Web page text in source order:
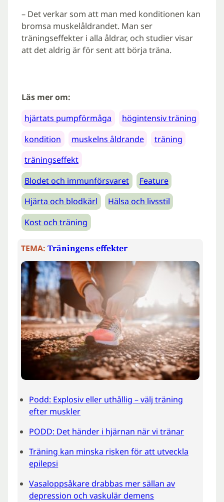
– Det verkar som att man med konditionen kan
bromsa muskelåldrandet. Man ser
träningseffekter i alla åldrar, och studier visar
att det aldrig är för sent att börja träna.
Läs mer om:
hjärtats pumpförmåga
högintensiv träning
kondition
muskelns åldrande
träning
träningseffekt
Blodet och immunförsvaret
Feature
Hjärta och blodkärl
Hälsa och livsstil
Kost och träning
TEMA: Träningens effekter
Podd: Explosiv eller uthållig – välj träning
efter muskler
PODD: Det händer i hjärnan när vi tränar
Träning kan minska risken för att utveckla
epilepsi
Vasaloppsåkare drabbas mer sällan av
depression och vaskulär demens